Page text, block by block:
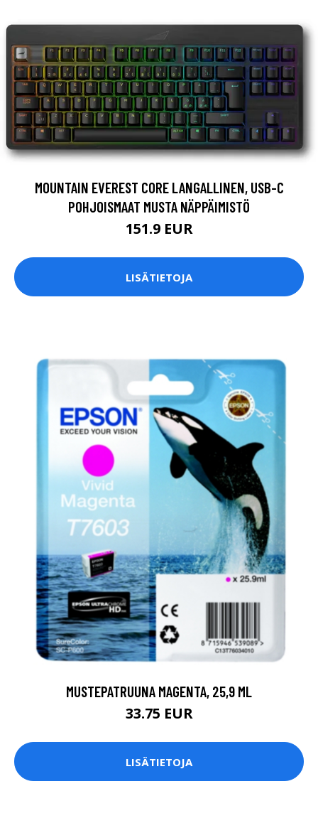
MOUNTAIN EVEREST CORE LANGALLINEN, USB-C
POHJOISMAAT MUSTA NÄPPÄIMISTÖ
151.9 EUR
LISÄTIETOJA
MUSTEPATRUUNA MAGENTA, 25,9 ML
33.75 EUR
LISÄTIETOJA